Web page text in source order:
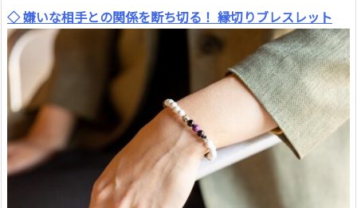
◇ 嫌いな相手との関係を断ち切る！ 縁切りブレスレット